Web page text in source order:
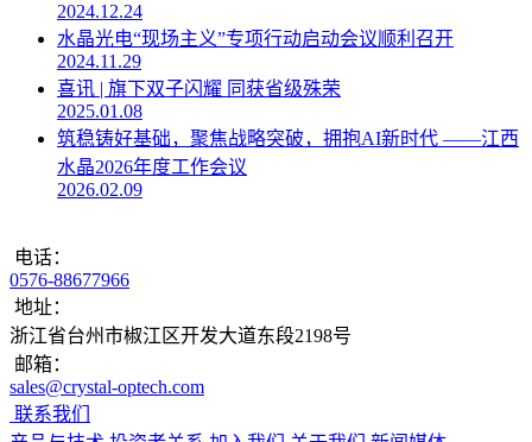
2024.12.24
水晶光电“现场主义”专项行动启动会议顺利召开
2024.11.29
喜讯 | 旗下双子闪耀 同获省级殊荣
2025.01.08
筑稳铸好基础，聚焦战略突破，拥抱AI新时代 ——江西
水晶2026年度工作会议
2026.02.09
电话：
0576-88677966
地址：
浙江省台州市椒江区开发大道东段2198号
邮箱：
sales@crystal-optech.com
联系我们